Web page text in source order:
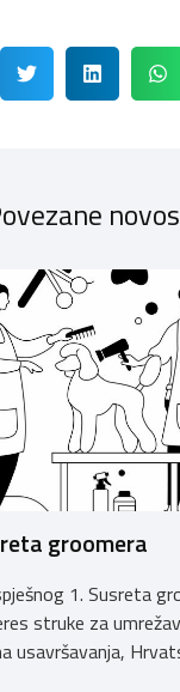
groomera
1. Susreta
struke za
usavršavanja,